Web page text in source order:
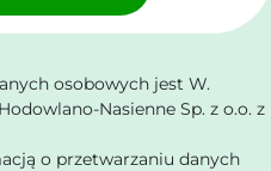
osobowych jest W.
Nasienne Sp. z o.o. z
o przetwarzaniu danych